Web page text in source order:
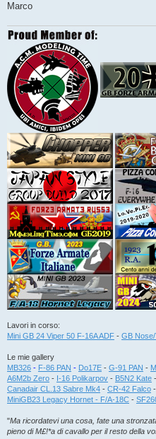
i
Marco
Lavori in corso:
Mini GB 24 Viper 50 F-16A ADF - GB
Le mie gallery
MB326 - F-86 PAN - Do17E - G-91 PAN -
A6M2b Zero - I-16 Polikarpov - B5N2 Kate -
Canadair CL.13 Sabre Mk4 - CR-42 Falco -
MiniGB23 Legacy Hornet - F/A-18C -
"Ma ricordatevi una cosa, fate una
pieno di M£!*a di cavallo per il resto della